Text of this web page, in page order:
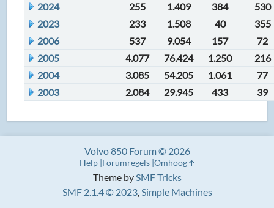
2024
255 1.409 384
530
2023
233 1.508 40
355
2006
537 9.054 157
72
2005
4.077 76.424 1.250
216
2004
3.085 54.205 1.061
77
2003
2.084 29.945 433 39
Theme bySMF Tricks
SMF 2.1.4 © 2023,Simple Machines
Volvo 850 Forum © 2026
Help Forumregels Omhoog